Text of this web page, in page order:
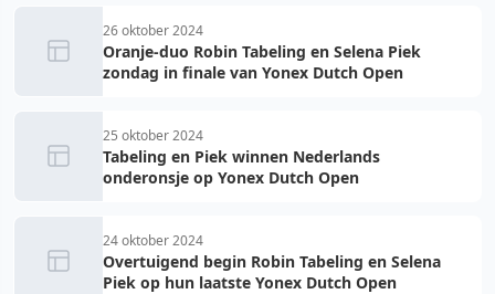
26 oktober 2024
Oranje-duo Robin Tabeling en Selena Piek
zondag in finale van Yonex Dutch Open
25 oktober 2024
Tabeling en Piek winnen Nederlands
onderonsje op Yonex Dutch Open
24 oktober 2024
Overtuigend begin Robin Tabeling en Selena
Piek op hun laatste Yonex Dutch Open